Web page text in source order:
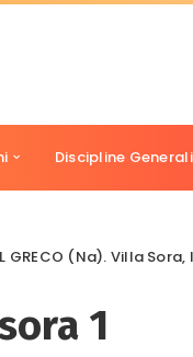
Discipline Generali
GRECO (Na). Villa
1